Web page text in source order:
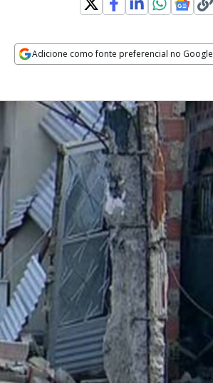
Adicione como fonte preferencial no Google